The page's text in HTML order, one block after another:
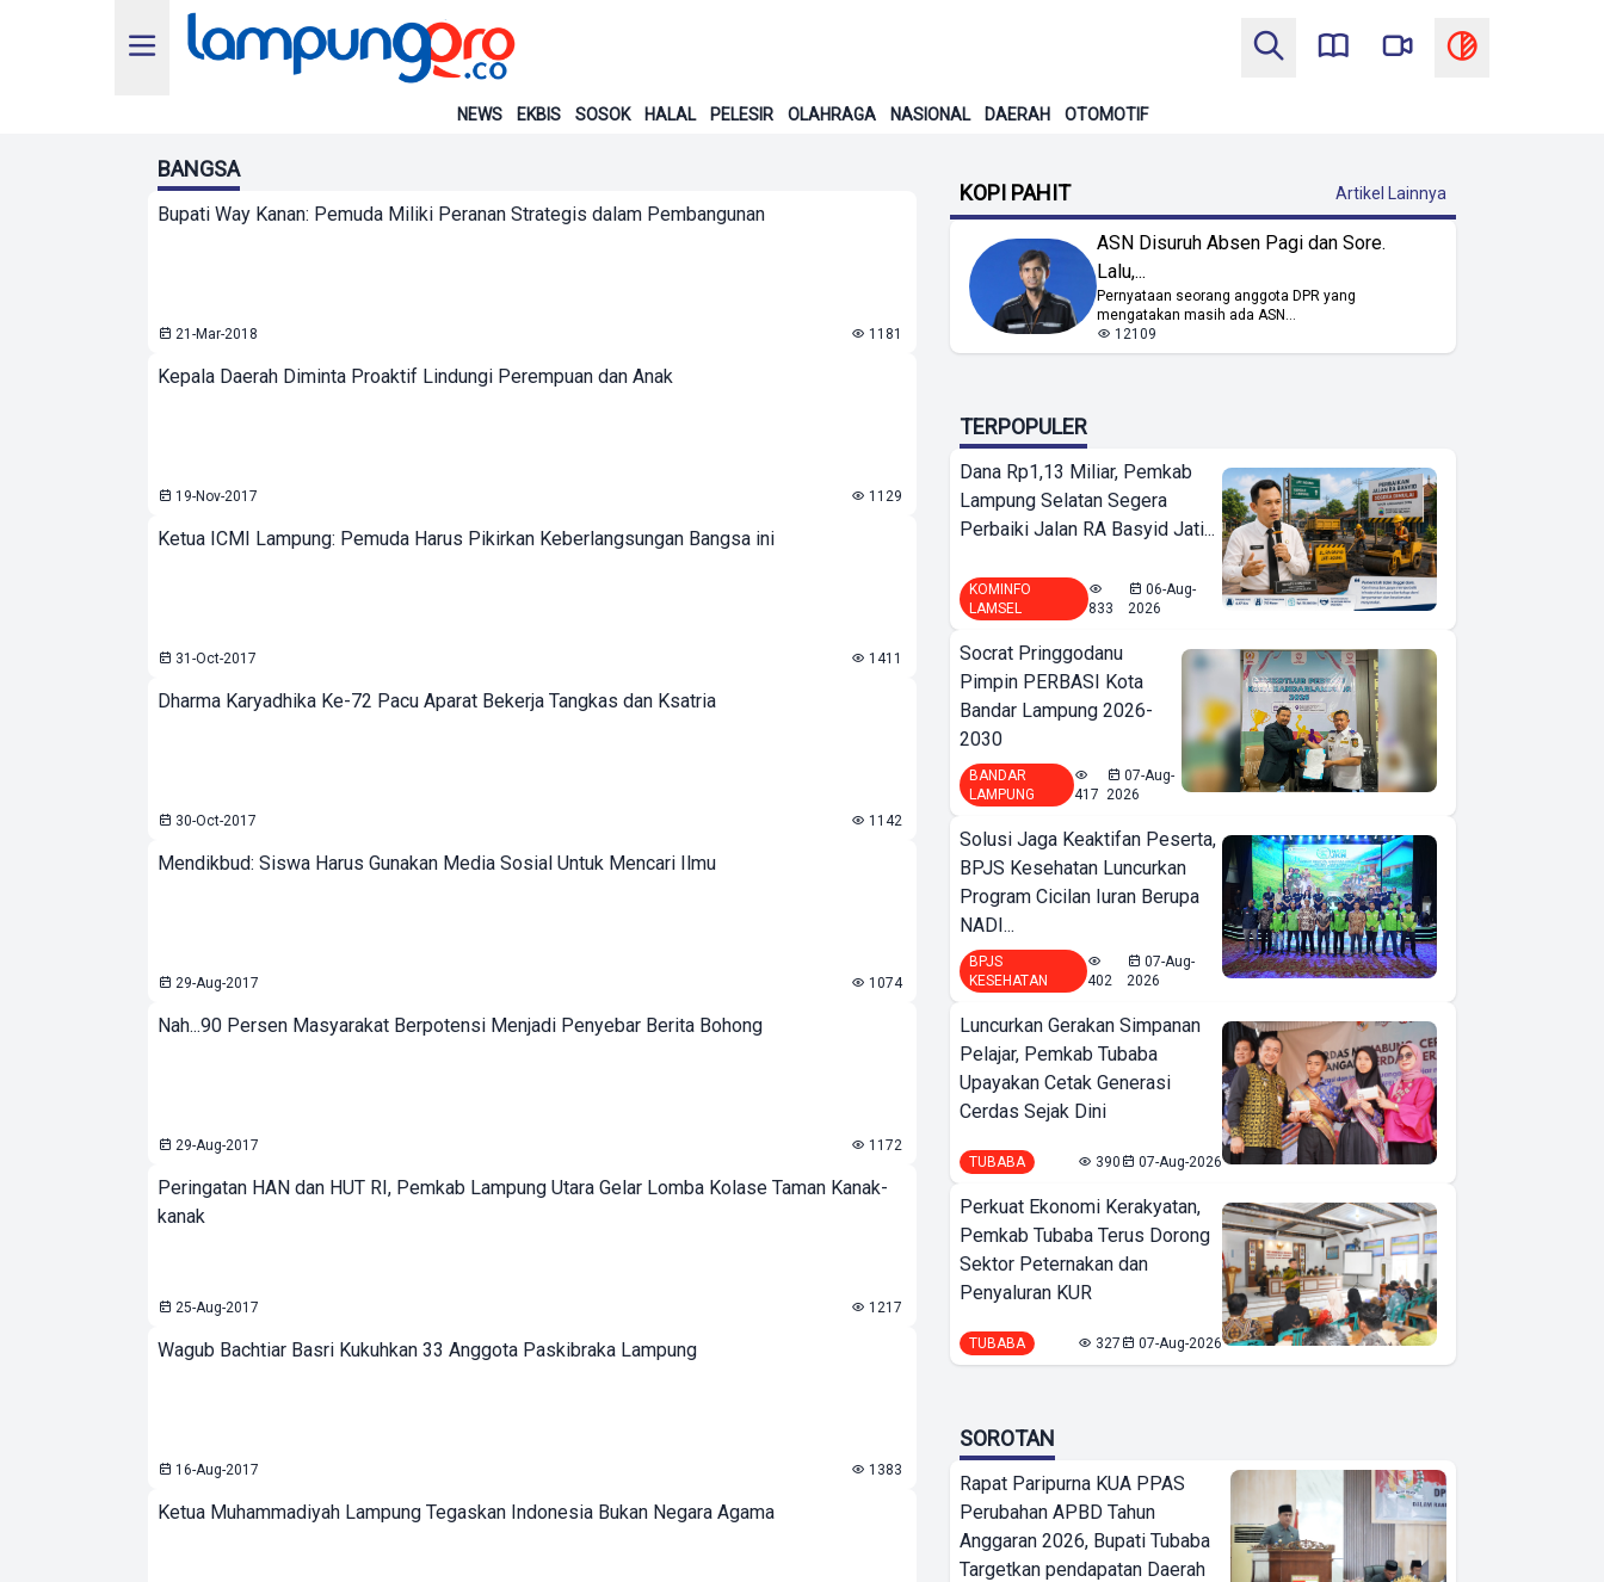
NEWS EKBIS SOSOK HALAL PELESIR OLAHRAGA NASIONAL DAERAH OTOMOTIF
BANGSA
Bupati Way Kanan: Pemuda Miliki Peranan Strategis dalam Pembangunan
21-Mar-2018 1181
Kepala Daerah Diminta Proaktif Lindungi Perempuan dan Anak
19-Nov-2017 1129
Ketua ICMI Lampung: Pemuda Harus Pikirkan Keberlangsungan Bangsa ini
31-Oct-2017 1411
Dharma Karyadhika Ke-72 Pacu Aparat Bekerja Tangkas dan Ksatria
30-Oct-2017 1142
Mendikbud: Siswa Harus Gunakan Media Sosial Untuk Mencari Ilmu
29-Aug-2017 1074
Nah...90 Persen Masyarakat Berpotensi Menjadi Penyebar Berita Bohong
29-Aug-2017 1172
Peringatan HAN dan HUT RI, Pemkab Lampung Utara Gelar Lomba Kolase Taman Kanak-
kanak
25-Aug-2017 1217
Wagub Bachtiar Basri Kukuhkan 33 Anggota Paskibraka Lampung
16-Aug-2017 1383
Ketua Muhammadiyah Lampung Tegaskan Indonesia Bukan Negara Agama
KOPI PAHIT Artikel Lainnya
ASN Disuruh Absen Pagi dan Sore.
Lalu,...
Pernyataan seorang anggota DPR yang
mengatakan masih ada ASN...
12109
TERPOPULER
Dana Rp1,13 Miliar, Pemkab
Lampung Selatan Segera
Perbaiki Jalan RA Basyid Jati...
KOMINFO
LAMSEL
833
06-Aug-
2026
Socrat Pringgodanu
Pimpin PERBASI Kota
Bandar Lampung 2026-
2030
BANDAR
LAMPUNG
417
07-Aug-
2026
Solusi Jaga Keaktifan Peserta,
BPJS Kesehatan Luncurkan
Program Cicilan Iuran Berupa
NADI...
BPJS
KESEHATAN
402
07-Aug-
2026
Luncurkan Gerakan Simpanan
Pelajar, Pemkab Tubaba
Upayakan Cetak Generasi
Cerdas Sejak Dini
TUBABA 390 07-Aug-2026
Perkuat Ekonomi Kerakyatan,
Pemkab Tubaba Terus Dorong
Sektor Peternakan dan
Penyaluran KUR
TUBABA 327 07-Aug-2026
SOROTAN
Rapat Paripurna KUA PPAS
Perubahan APBD Tahun
Anggaran 2026, Bupati Tubaba
Targetkan pendapatan Daerah